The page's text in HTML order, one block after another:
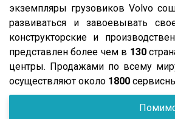
Тонар
Meiller
Mega
Panav
Neman
2007
2006
2005
2004
2003
Actros 2544 LS
Actros 3341K
Axor
Axor 1835
экземпляры грузовиков Volvo
развиваться и завоевывать
конструкторские и
представлен более чем в 130
центры. Продажами по всему
осуществляют около 1800